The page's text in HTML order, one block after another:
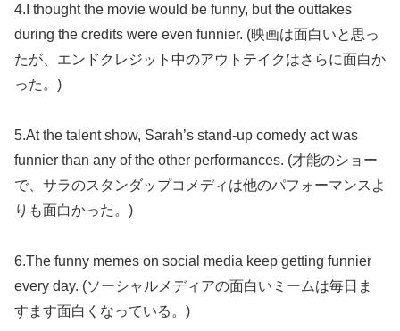
4.I thought the movie would be funny, but the outtakes
during the credits were even funnier. (映画は面白いと思っ
たが、エンドクレジット中のアウトテイクはさらに面白か
った。)
5.At the talent show, Sarah’s stand-up comedy act was
funnier than any of the other performances. (才能のショー
で、サラのスタンダップコメディは他のパフォーマンスよ
りも面白かった。)
6.The funny memes on social media keep getting funnier
every day. (ソーシャルメディアの面白いミームは毎日ま
すます面白くなっている。)